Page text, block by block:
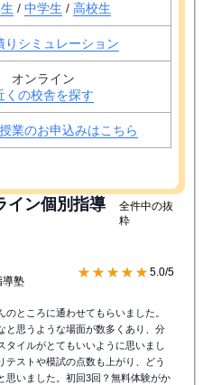
/ 中学生 / 高校生
りシミュレーション
オンライン
くの校舎を探す
業のお申込みはこちら
イン個別指導
全件中の抜
粋
導塾
★★★★★ 5.0/5
ところに通わせてもらいました。
と思うような場面が数多くあり、分
タイルがとてもいいように思いまし
ストや模試の点数も上がり、どう
思いました。初回3回？無料体験がか